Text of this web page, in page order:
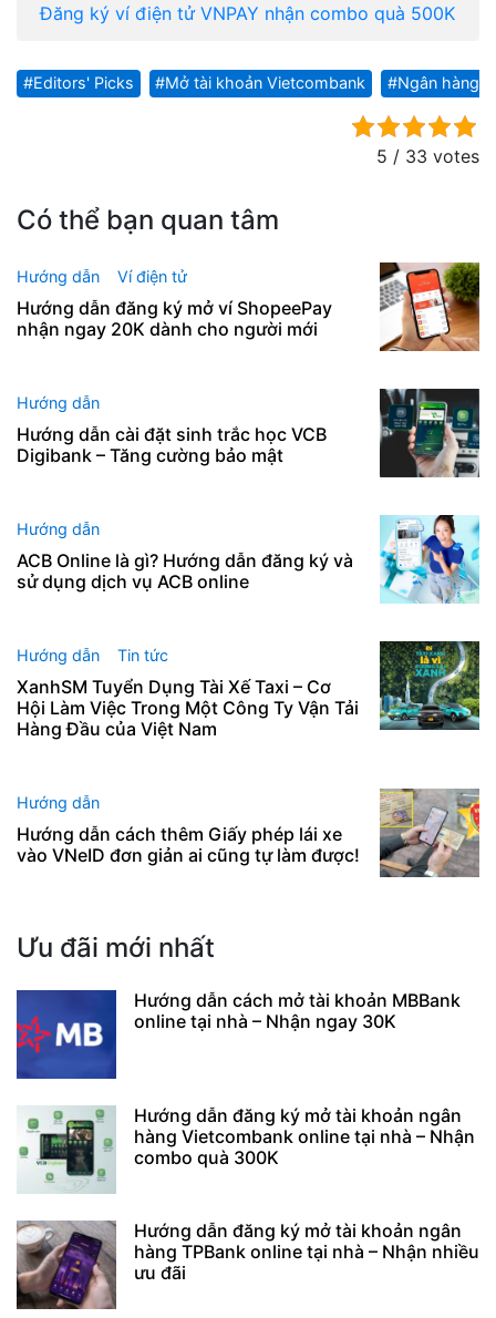
Đăng ký ví điện tử VNPAY nhận combo quà 500K
Editors' Picks Mở tài khoản Vietcombank Ngân hàng
5 / 33 votes
Có thể bạn quan tâm
Hướng dẫn Ví điện tử
Hướng dẫn đăng ký mở ví ShopeePay
nhận ngay 20K dành cho người mới
Hướng dẫn
Hướng dẫn cài đặt sinh trắc học VCB
Digibank – Tăng cường bảo mật
Hướng dẫn
ACB Online là gì? Hướng dẫn đăng ký và
sử dụng dịch vụ ACB online
Hướng dẫn Tin tức
XanhSM Tuyển Dụng Tài Xế Taxi – Cơ
Hội Làm Việc Trong Một Công Ty Vận Tải
Hàng Đầu của Việt Nam
Hướng dẫn
Hướng dẫn cách thêm Giấy phép lái xe
vào VNeID đơn giản ai cũng tự làm được!
Ưu đãi mới nhất
Hướng dẫn cách mở tài khoản MBBank
online tại nhà – Nhận ngay 30K
Hướng dẫn đăng ký mở tài khoản ngân
hàng Vietcombank online tại nhà – Nhận
combo quà 300K
Hướng dẫn đăng ký mở tài khoản ngân
hàng TPBank online tại nhà – Nhận nhiều
ưu đãi